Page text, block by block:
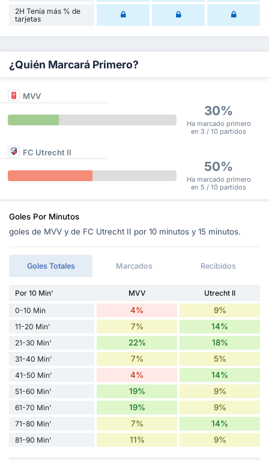
2H Tenía más % de
tarjetas
¿Quién Marcará Primero?
MVV
30%
Ha marcado primero
en 3 / 10 partidos
FC Utrecht II
50%
Ha marcado primero
en 5 / 10 partidos
Goles Por Minutos
goles de MVV y de FC Utrecht II por 10 minutos y 15 minutos.
Goles Totales Marcados Recibidos
Por 10 Min' MVV
Utrecht II
0-10 Min
4% 9%
11-20 Min' 7% 14%
21-30 Min' 22% 18%
31-40 Min' 7% 5%
41-50 Min' 4% 14%
51-60 Min' 19% 9%
61-70 Min' 19% 9%
71-80 Min' 7% 14%
81-90 Min' 11% 9%